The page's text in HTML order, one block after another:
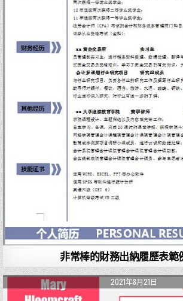
非常棒的財務出納履歷表範
2021年8月21日